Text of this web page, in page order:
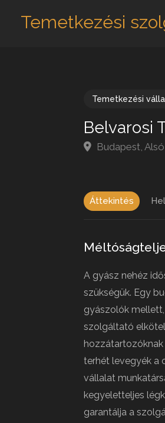
Temetkezési
Temetkezési
Belvarosi
Budapest,
Áttekintés
A gyász nehéz
szükségük. Egy
gyászolók
szolgáltató
hozzátartozóknak
terhét levegyék a
vállalat
kegyeletteljes
garantálja a